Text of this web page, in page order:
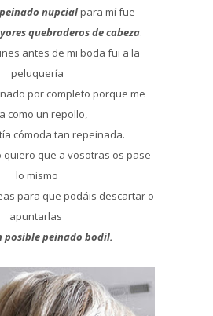
nupcialpara mí fue
quebraderos de cabeza.
antes de mi boda fui a la
peluquería
por completo porque me
como un repollo,
cómoda tan repeinada.
quiero que a vosotras os pase
lo mismo
para que podáis descartar o
apuntarlas
posible peinado bodil.